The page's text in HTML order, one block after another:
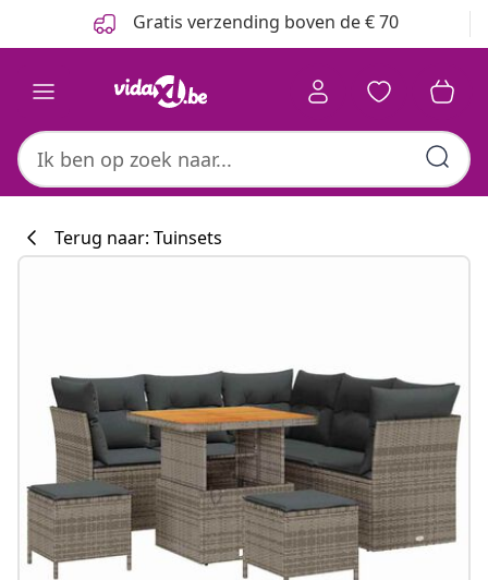
Gratis verzending boven de € 70
Terug naar: Tuinsets